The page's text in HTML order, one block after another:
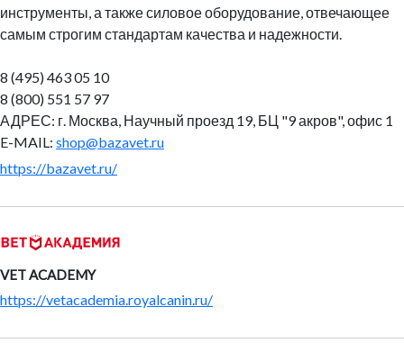
инструменты, а также силовое оборудование, отвечающее
самым строгим стандартам качества и надежности.
8 (495) 463 05 10
8 (800) 551 57 97
АДРЕС: г. Москва, Научный проезд 19, БЦ "9 акров", офис 1
E-MAIL: shop@bazavet.ru
https://bazavet.ru/
VET ACADEMY
https://vetacademia.royalcanin.ru/